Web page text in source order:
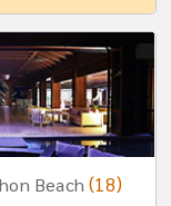
Beach(18)